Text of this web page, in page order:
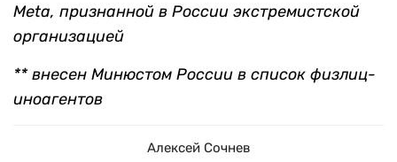
Meta, признанной в России экстремистской
организацией
** внесен Минюстом России в список физлиц-
иноагентов
Алексей Сочнев